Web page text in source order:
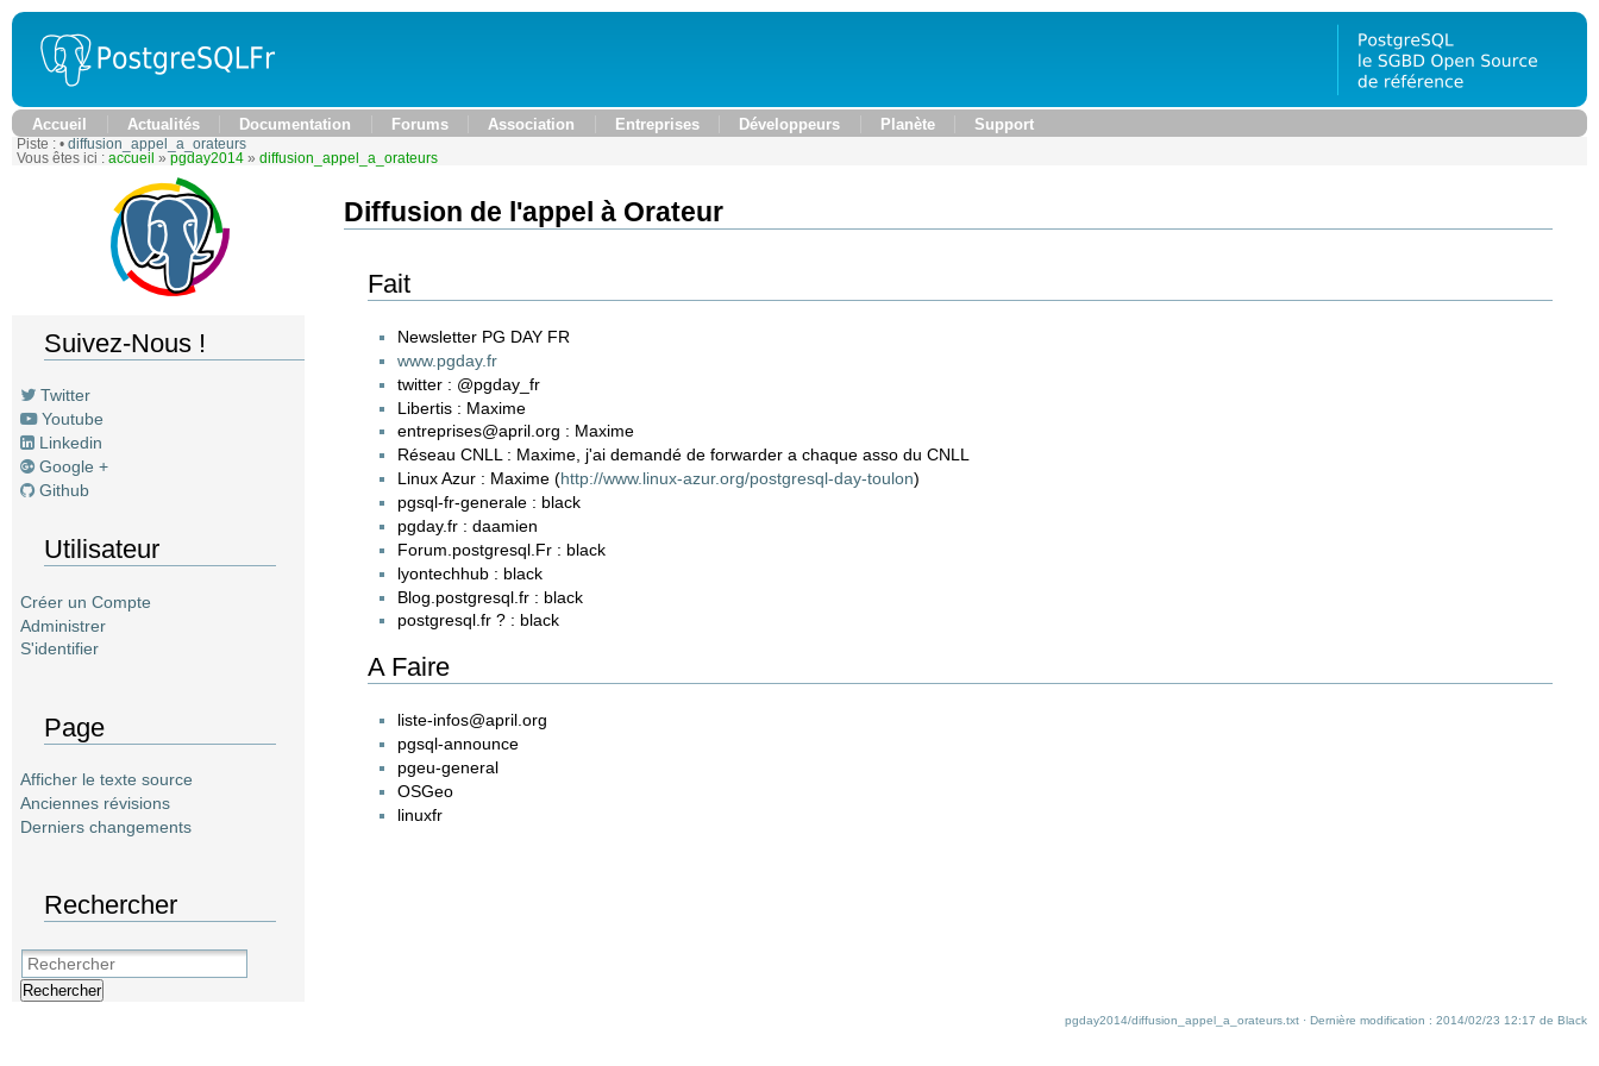
Accueil Actualités Documentation Forums Association Entreprises Développeurs Planète Support
Piste : • diffusion_appel_a_orateurs
Vous êtes ici : accueil » pgday2014 » diffusion_appel_a_orateurs
Suivez-Nous !
Twitter
Youtube
Linkedin
Google +
Github
Utilisateur
Créer un Compte
Administrer
S'identifier
Page
Afficher le texte source
Anciennes révisions
Derniers changements
Rechercher
Rechercher
Diffusion de l'appel à Orateur
Fait
Newsletter PG DAY FR
www.pgday.fr
twitter : @pgday_fr
Libertis : Maxime
entreprises@april.org : Maxime
Réseau CNLL : Maxime, j'ai demandé de forwarder a chaque asso du CNLL
Linux Azur : Maxime (http://www.linux-azur.org/postgresql-day-toulon)
pgsql-fr-generale : black
pgday.fr : daamien
Forum.postgresql.Fr : black
lyontechhub : black
Blog.postgresql.fr : black
postgresql.fr ? : black
A Faire
liste-infos@april.org
pgsql-announce
pgeu-general
OSGeo
linuxfr
pgday2014/diffusion_appel_a_orateurs.txt · Dernière modification : 2014/02/23 12:17 de Black